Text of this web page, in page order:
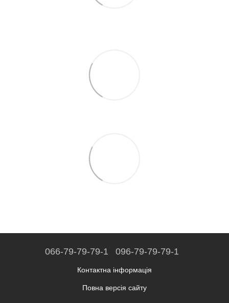
066-79-79-79-1 096-79-79-79-1
Контактна інформація
Повна версія сайту